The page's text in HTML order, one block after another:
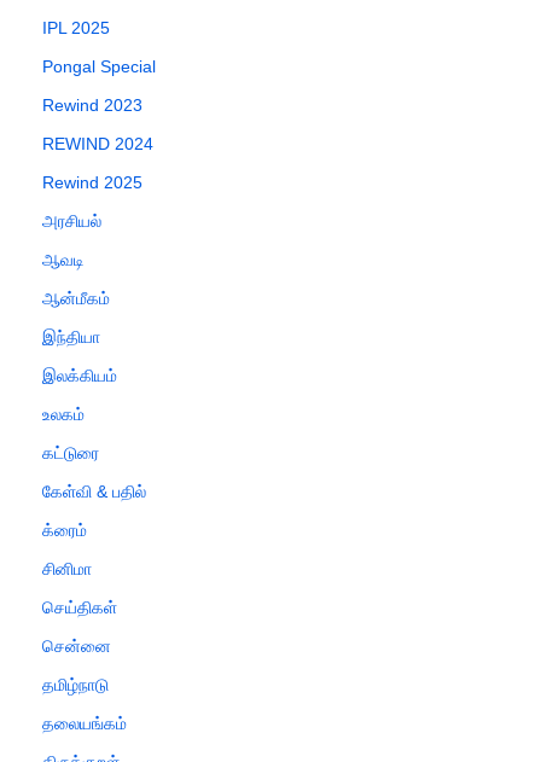
IPL 2025
Pongal Special
Rewind 2023
REWIND 2024
Rewind 2025
அரசியல்
ஆவடி
ஆன்மீகம்
இந்தியா
இலக்கியம்
உலகம்
கட்டுரை
கேள்வி & பதில்
க்ரைம்
சினிமா
செய்திகள்
சென்னை
தமிழ்நாடு
தலையங்கம்